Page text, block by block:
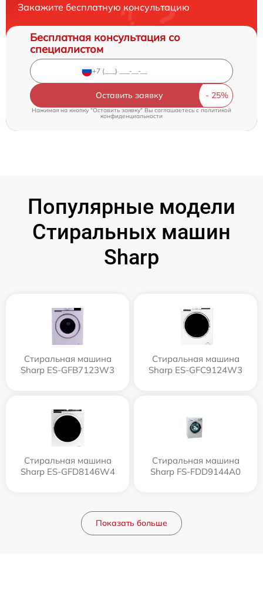
Закажите бесплатную консультацию
Бесплатная консультация со
специалистом
Оставить заявку
Нажимая на кнопку "Оставить заявку" Вы соглашаетесь cполитикой
конфиденциальности
Популярные модели
Стиральных машин
Sharp
Стиральная машина
Sharp ES-GFB7123W3
Стиральная машина
Sharp ES-GFC9124W3
Стиральная машина
Sharp ES-GFD8146W4
Стиральная машина
Sharp FS-FDD9144A0
Показать больше